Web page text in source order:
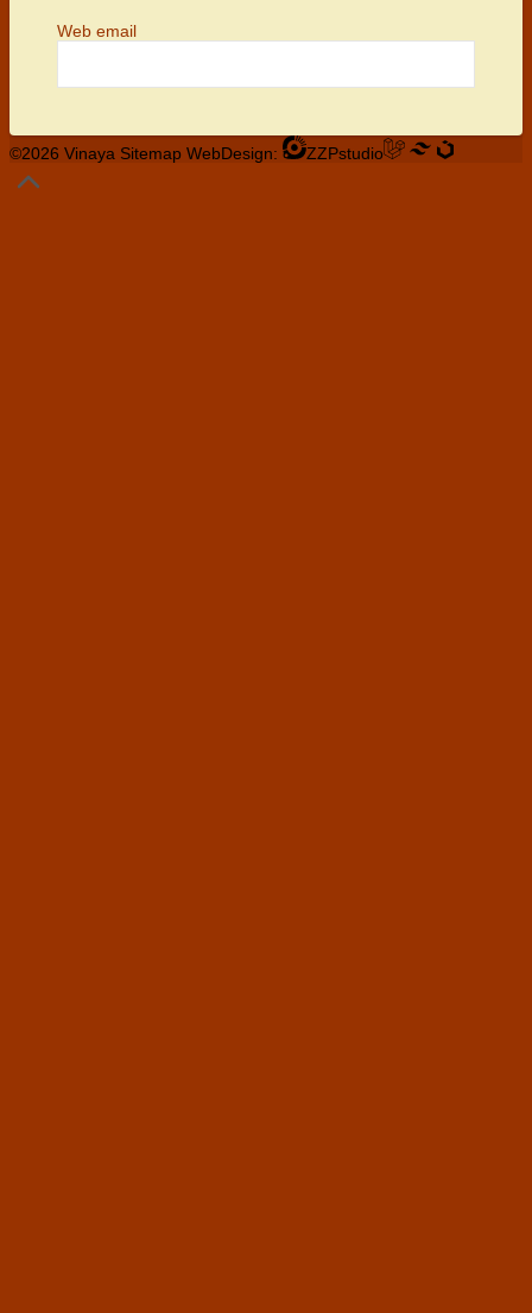
Web email
©2026 Vinaya Sitemap WebDesign: ZZPstudio